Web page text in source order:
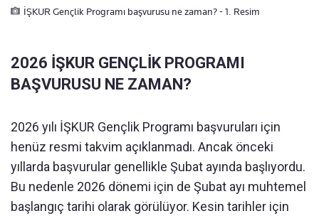
İŞKUR Gençlik Programı başvurusu ne zaman? - 1. Resim
2026 İŞKUR GENÇLİK PROGRAMI
BAŞVURUSU NE ZAMAN?
2026 yılı İŞKUR Gençlik Programı başvuruları için
henüz resmi takvim açıklanmadı. Ancak önceki
yıllarda başvurular genellikle Şubat ayında başlıyordu.
Bu nedenle 2026 dönemi için de Şubat ayı muhtemel
başlangıç tarihi olarak görülüyor. Kesin tarihler için